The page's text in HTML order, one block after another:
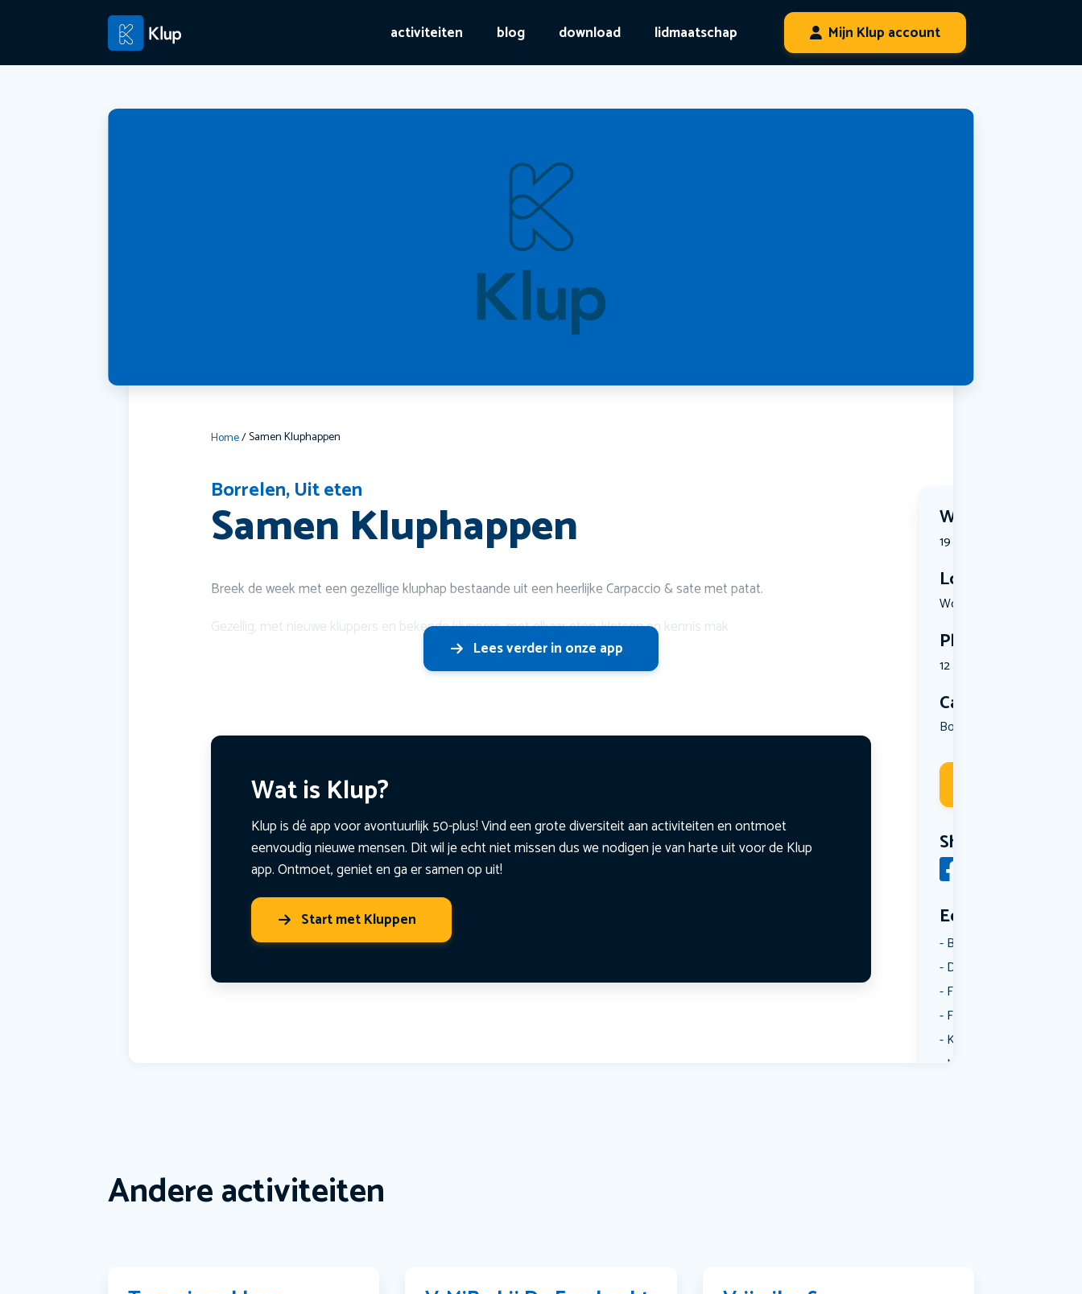
activiteiten blog download lidmaatschap Mijn Klup account
Home/Samen Kluphappen ️
Borrelen,Uit eten
Samen Kluphappen ️ Wanneer?
19 August 2026 | 18:30
Locatie
Wormerplei...
Plekken
12 plekken beschikbaar
Categorie
Borrelen
Share
Een aantal
Borrelen
Dansen
Fietsen
Film
Kunst & Cultuur
Muziek
Breek de week met een gezellige kluphap bestaande uit een heerlijke Carpaccio & sate met patat. ️
Gezellig, met nieuwe kluppers en bekende kluppers, met elkaar eten, kletsen en kennis mak
Lees verder in onze app
Wat is Klup?
Klup is dé app voor avontuurlijk 50-plus! Vind een grote diversiteit aan activiteiten en ontmoet
eenvoudig nieuwe mensen. Dit wil je echt niet missen dus we nodigen je van harte uit voor de Klup
app. Ontmoet, geniet en ga er samen op uit!
Start met Kluppen
Andere activiteiten